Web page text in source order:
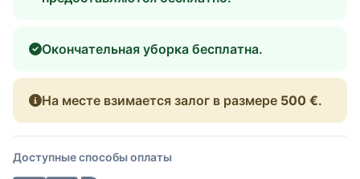
Окончательная уборка бесплатна.
На месте взимается залог в размере 500 €.
Доступные способы оплаты